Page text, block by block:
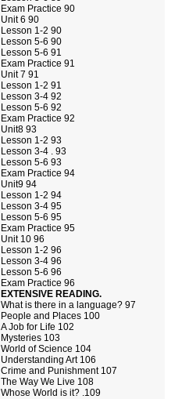
Exam Practice 90
Unit 6 90
Lesson 1-2 90
Lesson 5-6 90
Lesson 5-6 91
Exam Practice 91
Unit 7 91
Lesson 1-2 91
Lesson 3-4 92
Lesson 5-6 92
Exam Practice 92
Unit8 93
Lesson 1-2 93
Lesson 3-4 . 93
Lesson 5-6 93
Exam Practice 94
Unit9 94
Lesson 1-2 94
Lesson 3-4 95
Lesson 5-6 95
Exam Practice 95
Unit 10 96
Lesson 1-2 96
Lesson 3-4 96
Lesson 5-6 96
Exam Practice 96
EXTENSIVE READING.
What is there in a language? 97
People and Places 100
A Job for Life 102
Mysteries 103
World of Science 104
Understanding Art 106
Crime and Punishment 107
The Way We Live 108
Whose World is it? .109